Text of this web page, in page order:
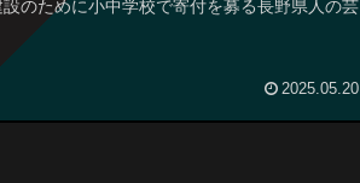
のために小中学校で寄付を募る長野県人の芸
2025.05.20